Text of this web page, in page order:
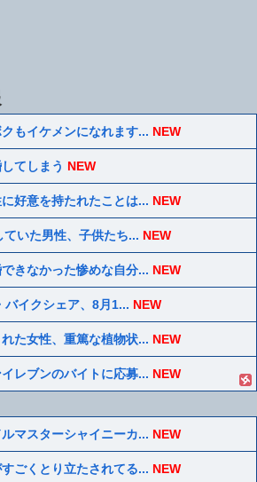
もイケメンになれます... NEW
てしまう NEW
好意を持たれたことは... NEW
いた男性、子供たち... NEW
きなかった惨めな自分... NEW
バイクシェア、8月1... NEW
た女性、重篤な植物状... NEW
レブンのバイトに応募... NEW
マスターシャイニーカ... NEW
ごくとり立たされてる... NEW